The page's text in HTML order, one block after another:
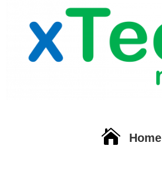
 Home